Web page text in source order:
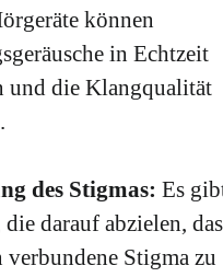
können
in Echtzeit
und die Klangqualität
des Stigmas: Es
darauf abzielen,
verbundene Stigma zu